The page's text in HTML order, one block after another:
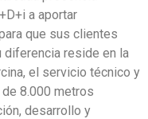
a aportar
que sus clientes
diferencia reside en la
el servicio técnico y
8.000 metros
desarrollo y